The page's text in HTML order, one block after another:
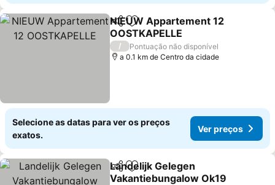
PartilharAdicionar aos favoritos
NIEUW Appartement 12
OOSTKAPELLE
/
Pontuação não disponível
a 0.1 km de Centro da cidade
Selecione as datas para ver os preços
exatos.
Ver preços
PartilharAdicionar aos favoritos
Landelijk Gelegen
Vakantiebungalow Ok19